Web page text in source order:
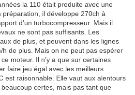
la 110 était produite avec une
préparation, il développe 270ch à
d’un turbocompresseur. Mais il
ne sont pas suffisants. Les
de plus, et peuvent dans les lignes
de plus. Mais on ne peut pas espérer
moteur. Il n’y a que sur certaines
faire jeu égal avec les meilleurs.
est raisonnable. Elle vaut aux alentours
certes, mais pas tant que